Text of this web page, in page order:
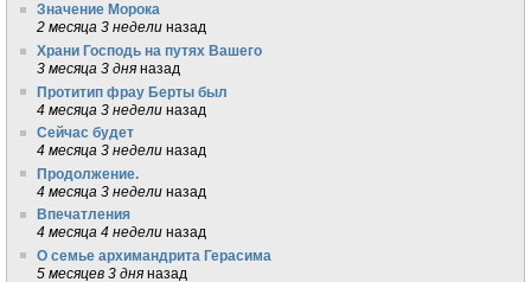
Значение Морока
2 месяца 3 недели назад
Храни Господь на путях Вашего
3 месяца 3 дня назад
Протитип фрау Берты был
4 месяца 3 недели назад
Сейчас будет
4 месяца 3 недели назад
Продолжение.
4 месяца 3 недели назад
Впечатления
4 месяца 4 недели назад
О семье архимандрита Герасима
5 месяцев 3 дня назад